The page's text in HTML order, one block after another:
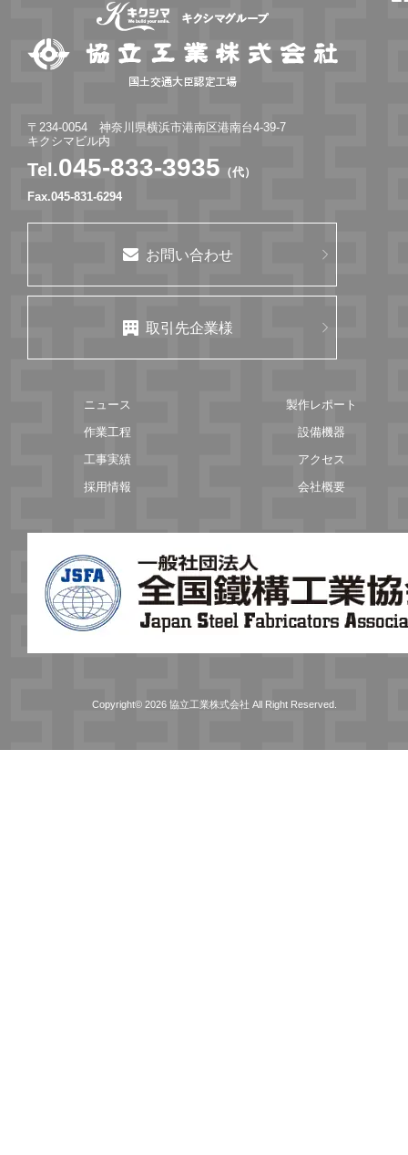
〒234-0054 神奈川県横浜市港南区港南台4-39-7
キクシマビル内
Tel.045-833-3935 （代）
Fax.045-831-6294
お問い合わせ
取引先企業様
ニュース
製作レポート
作業工程
設備機器
工事実績
アクセス
採用情報
会社概要
Copyright© 2026 協立工業株式会社 All Right Reserved.